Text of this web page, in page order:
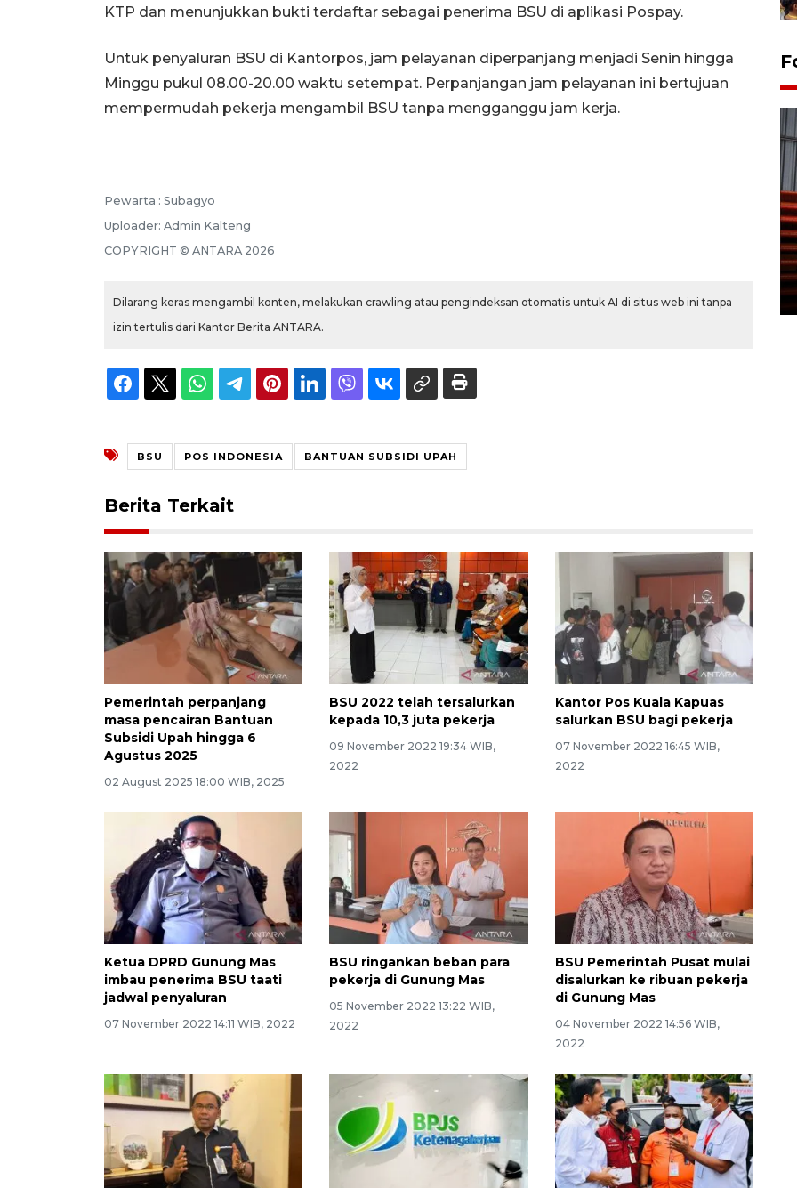
KTP dan menunjukkan bukti terdaftar sebagai penerima BSU di aplikasi Pospay.
Untuk penyaluran BSU di Kantorpos, jam pelayanan diperpanjang menjadi Senin hingga
Minggu pukul 08.00-20.00 waktu setempat. Perpanjangan jam pelayanan ini bertujuan
mempermudah pekerja mengambil BSU tanpa mengganggu jam kerja.
Pewarta : Subagyo
Uploader: Admin Kalteng
COPYRIGHT © ANTARA 2026
Dilarang keras mengambil konten, melakukan crawling atau pengindeksan otomatis untuk AI di situs web ini tanpa
izin tertulis dari Kantor Berita ANTARA.
BSU POS INDONESIA BANTUAN SUBSIDI UPAH
Berita Terkait
Pemerintah perpanjang
masa pencairan Bantuan
Subsidi Upah hingga 6
Agustus 2025
02 August 2025 18:00 WIB, 2025
BSU 2022 telah tersalurkan
kepada 10,3 juta pekerja
09 November 2022 19:34 WIB,
2022
Kantor Pos Kuala Kapuas
salurkan BSU bagi pekerja
07 November 2022 16:45 WIB,
2022
Ketua DPRD Gunung Mas
imbau penerima BSU taati
jadwal penyaluran
07 November 2022 14:11 WIB, 2022
BSU ringankan beban para
pekerja di Gunung Mas
05 November 2022 13:22 WIB,
2022
BSU Pemerintah Pusat mulai
disalurkan ke ribuan pekerja
di Gunung Mas
04 November 2022 14:56 WIB,
2022